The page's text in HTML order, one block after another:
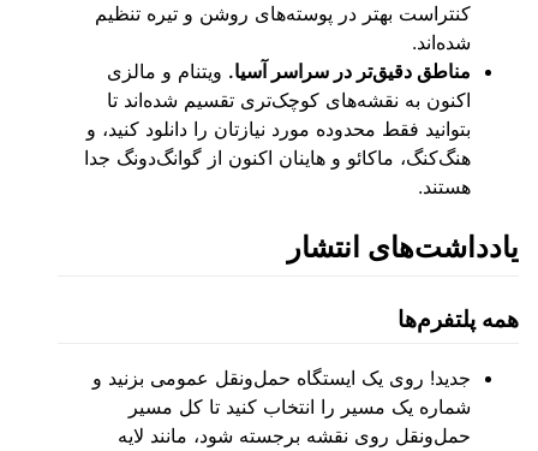
کنتراست بهتر در پوسته‌های روشن و تیره تنظیم
شده‌اند.
مناطق دقیق‌تر در سراسر آسیا. ویتنام و مالزی
اکنون به نقشه‌های کوچک‌تری تقسیم شده‌اند تا
بتوانید فقط محدوده مورد نیازتان را دانلود کنید، و
هنگ‌کنگ، ماکائو و هاینان اکنون از گوانگ‌دونگ جدا
هستند.
یادداشت‌های انتشار
همه پلتفرم‌ها
جدید! روی یک ایستگاه حمل‌ونقل عمومی بزنید و
شماره یک مسیر را انتخاب کنید تا کل مسیر
حمل‌ونقل روی نقشه برجسته شود، مانند لایه